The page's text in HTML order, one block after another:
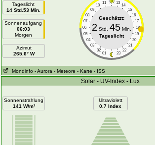
Tageslicht
14 Std.53 Min.
Sonnenaufgang
06:03
Morgen
Azimut
265.6° W
11 13
10
14
09
15
08
16
07
17
06
18
05
19
04
20
03
21
02
22
01 23
Geschätzt:
2 Std. 45Min.
Tageslicht
Mondinfo - Aurora - Meteore - Karte - ISS
Solar - UV-Index - Lux
Sonnenstrahlung
141 W/m²
Ultraviolett
0.7 Index